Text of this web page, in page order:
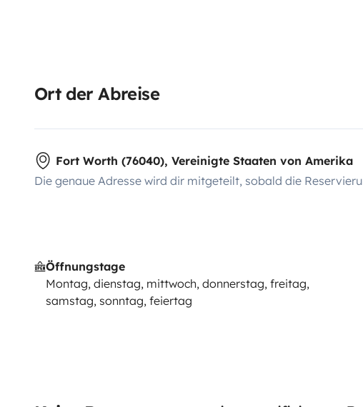
Ort der Abreise
Fort Worth (76040), Vereinigte Staaten von Amerika
Die genaue Adresse wird dir mitgeteilt, sobald die
Öffnungstage
Montag, dienstag, mittwoch, donnerstag, freitag,
samstag, sonntag, feiertag